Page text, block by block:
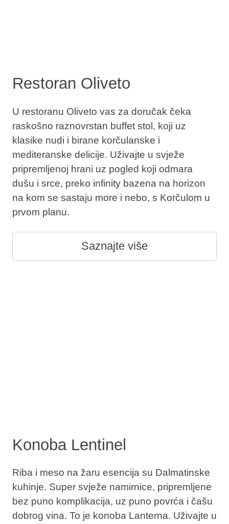
Restoran Oliveto
U restoranu Oliveto vas za doručak čeka
raskošno raznovrstan buffet stol, koji uz
klasike nudi i birane korčulanske i
mediteranske delicije. Uživajte u svježe
pripremljenoj hrani uz pogled koji odmara
dušu i srce, preko infinity bazena na horizon
na kom se sastaju more i nebo, s Korčulom u
prvom planu.
Saznajte više
Konoba Lentinel
Riba i meso na žaru esencija su Dalmatinske
kuhinje. Super svježe namirnice, pripremljene
bez puno komplikacija, uz puno povrća i čašu
dobrog vina. To je konoba Lanterna. Uživajte u